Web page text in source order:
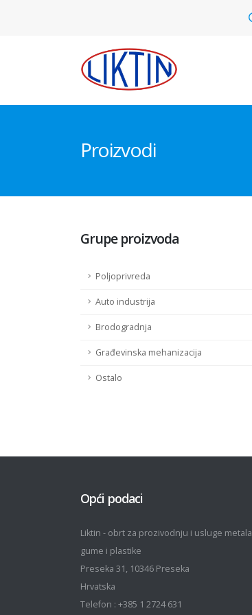
Proizvodi
Grupe proizvoda
Poljoprivreda
Auto industrija
Brodogradnja
Građevinska mehanizacija
Ostalo
Opći podaci
Liktin - obrt za prozivodnju i usluge metala
gume i plastike
Preseka 31, 10346 Preseka
Hrvatska
Telefon : +385 1 2724 631